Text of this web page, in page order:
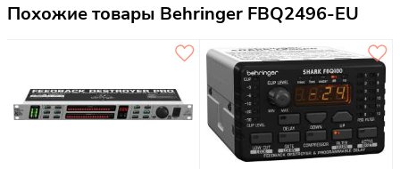
Похожие товары Behringer FBQ2496-EU